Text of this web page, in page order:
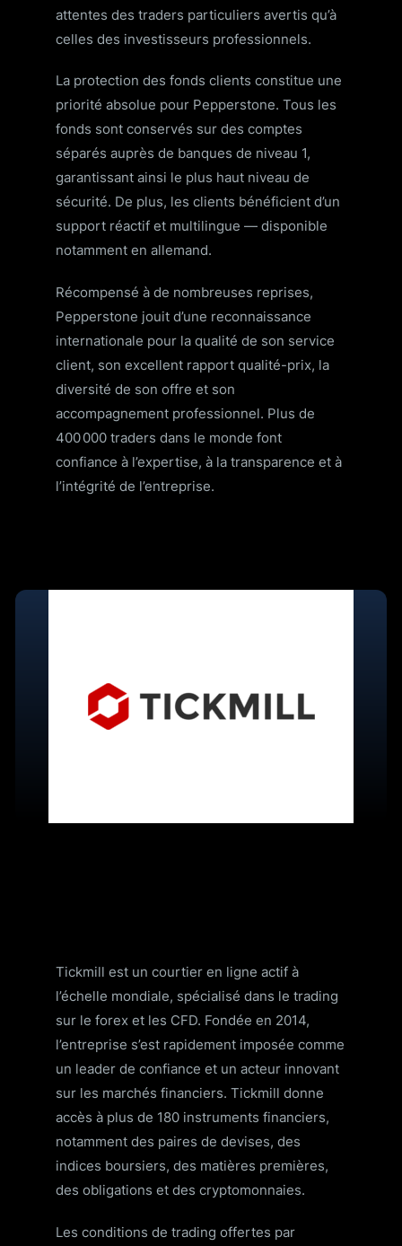
attentes des traders particuliers avertis qu’à
celles des investisseurs professionnels.
La protection des fonds clients constitue une
priorité absolue pour Pepperstone. Tous les
fonds sont conservés sur des comptes
séparés auprès de banques de niveau 1,
garantissant ainsi le plus haut niveau de
sécurité. De plus, les clients bénéficient d’un
support réactif et multilingue — disponible
notamment en allemand.
Récompensé à de nombreuses reprises,
Pepperstone jouit d’une reconnaissance
internationale pour la qualité de son service
client, son excellent rapport qualité-prix, la
diversité de son offre et son
accompagnement professionnel. Plus de
400 000 traders dans le monde font
confiance à l’expertise, à la transparence et à
l’intégrité de l’entreprise.
Tickmill est un courtier en ligne actif à
l’échelle mondiale, spécialisé dans le trading
sur le forex et les CFD. Fondée en 2014,
l’entreprise s’est rapidement imposée comme
un leader de confiance et un acteur innovant
sur les marchés financiers. Tickmill donne
accès à plus de 180 instruments financiers,
notamment des paires de devises, des
indices boursiers, des matières premières,
des obligations et des cryptomonnaies.
Les conditions de trading offertes par